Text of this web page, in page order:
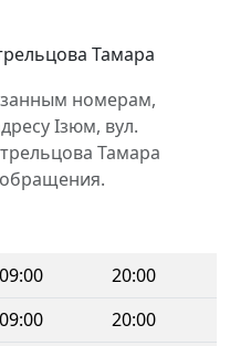
Тамара
номерам,
Ізюм, вул.
Тамара
09:00
20:00
09:00
20:00